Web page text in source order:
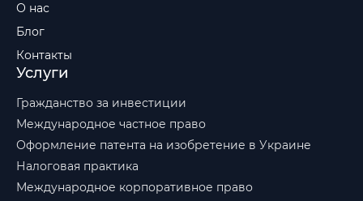
О нас
Блог
Контакты
Услуги
Гражданство за инвестиции
Международное частное право
Оформление патента на изобретение в Украине
Налоговая практика
Международное корпоративное право